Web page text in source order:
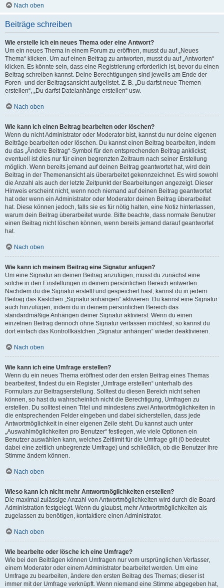
Nach oben
Beiträge schreiben
Wie erstelle ich ein neues Thema oder eine Antwort?
Um ein neues Thema in einem Forum zu eröffnen, musst du auf „Neues
Thema“ klicken. Um auf einen Beitrag zu antworten, musst du auf „Antworten“
klicken. Es könnte sein, dass eine Registrierung erforderlich ist, bevor du einen
Beitrag schreiben kannst. Deine Berechtigungen sind jeweils am Ende der
Foren- und der Beitragsansicht aufgelistet. Z. B. „Du darfst neue Themen
erstellen“, „Du darfst Dateianhänge erstellen“ usw.
Nach oben
Wie kann ich einen Beitrag bearbeiten oder löschen?
Wenn du nicht Administrator oder Moderator bist, kannst du nur deine eigenen
Beiträge bearbeiten oder löschen. Du kannst einen Beitrag bearbeiten, indem
du das „Ändere Beitrag“-Symbol für den entsprechenden Beitrag anklickst;
eventuell ist dies nur für einen begrenzten Zeitraum nach seiner Erstellung
möglich. Wenn bereits jemand auf deinen Beitrag geantwortet hat, wird dein
Beitrag in der Themenansicht als überarbeitet gekennzeichnet. Es wird sowohl
die Anzahl als auch der letzte Zeitpunkt der Bearbeitungen angezeigt. Dieser
Hinweis erscheint nicht, wenn noch niemand auf deinen Beitrag geantwortet
hat oder wenn ein Administrator oder Moderator deinen Beitrag überarbeitet
hat. Diese können jedoch, falls sie es für nötig halten, eine Notiz hinterlassen,
warum dein Beitrag überarbeitet wurde. Bitte beachte, dass normale Benutzer
einen Beitrag nicht löschen können, wenn bereits jemand darauf geantwortet
hat.
Nach oben
Wie kann ich meinem Beitrag eine Signatur anfügen?
Um eine Signatur an deinen Beitrag anzufügen, musst du zunächst eine
solche in den Einstellungen in deinem persönlichen Bereich entwerfen.
Nachdem du die Signatur erstellt und gespeichert hast, kannst du in jedem
Beitrag das Kästchen „Signatur anhängen“ aktivieren. Du kannst eine Signatur
auch hinzufügen, indem du in deinem persönlichen Bereich das
standardmäßige Anhängen deiner Signatur aktivierst. Wenn du einen
einzelnen Beitrag dennoch ohne Signatur verfassen möchtest, so kannst du
dort einfach das Kontrollkästchen „Signatur anhängen“ wieder deaktivieren.
Nach oben
Wie kann ich eine Umfrage erstellen?
Wenn du ein neues Thema eröffnest oder den ersten Beitrag eines Themas
bearbeitest, findest du ein Register „Umfrage erstellen“ unterhalb des
Formulars zur Beitragserstellung. Solltest du diesen Bereich nicht sehen
können, so hast du wahrscheinlich nicht die Berechtigung, Umfragen zu
erstellen. Du solltest einen Titel und mindestens zwei Antwortmöglichkeiten in
die entsprechenden Felder eingeben und dabei sicherstellen, dass jede
Antwortmöglichkeit in einer eigenen Zeile steht. Du kannst auch unter
„Auswahlmöglichkeiten pro Benutzer“ festlegen, wie viele Optionen ein
Benutzer auswählen kann, welches Zeitlimit für die Umfrage gilt (0 bedeutet
dabei eine zeitlich unbegrenzte Umfrage) und schließlich, ob die Benutzer ihre
Stimme ändern können.
Nach oben
Wieso kann ich nicht mehr Antwortmöglichkeiten erstellen?
Die maximal zulässige Anzahl von Antwortmöglichkeiten wird durch die Board-
Administration festgelegt. Wenn du glaubst, mehr Antwortmöglichkeiten als
zugelassen zu benötigen, kontaktiere einen Administrator.
Nach oben
Wie bearbeite oder lösche ich eine Umfrage?
Wie bei den Beiträgen können Umfragen nur vom ursprünglichen Verfasser,
einem Moderator oder einem Administrator bearbeitet werden. Um eine
Umfrage zu bearbeiten, ändere den ersten Beitrag des Themas; dieser ist
immer mit der Umfrage verknüpft. Wenn niemand eine Stimme abgegeben hat,